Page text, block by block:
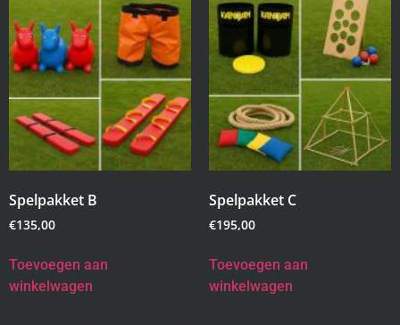
Spelpakket B
€135,00
Toevoegen aan
winkelwagen
Spelpakket C
€195,00
Toevoegen aan
winkelwagen